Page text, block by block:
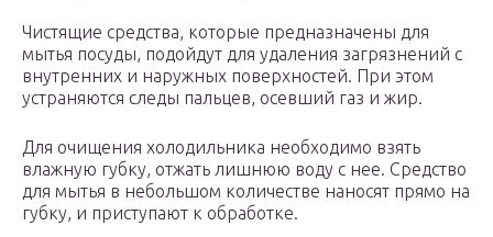
Чистящие средства, которые предназначены для
мытья посуды, подойдут для удаления загрязнений с
внутренних и наружных поверхностей. При этом
устраняются следы пальцев, осевший газ и жир.
Для очищения холодильника необходимо взять
влажную губку, отжать лишнюю воду с нее. Средство
для мытья в небольшом количестве наносят прямо на
губку, и приступают к обработке.